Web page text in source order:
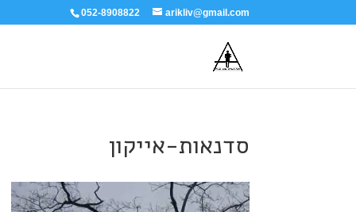
052-8908822 arikliv@gmail.com
סדנאות-אייקון